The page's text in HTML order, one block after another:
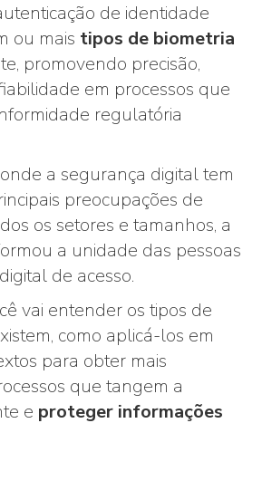
de identidade
ou mais tipos de biometria
promovendo precisão,
em processos que
regulatória
a segurança digital tem
preocupações de
os setores e tamanhos, a
a unidade das pessoas
de acesso.
vai entender os tipos de
como aplicá-los em
para obter mais
que tangem a
e proteger informações